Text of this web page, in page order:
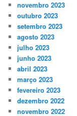
novembro 2023
outubro 2023
setembro 2023
agosto 2023
julho 2023
junho 2023
abril 2023
março 2023
fevereiro 2023
dezembro 2022
novembro 2022